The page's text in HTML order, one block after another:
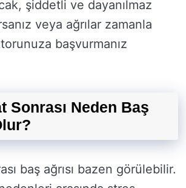
şiddetli ve dayanılmaz
veya ağrılar zamanla
başvurmanız
Sonrası Neden Baş
baş ağrısı bazen görülebilir.